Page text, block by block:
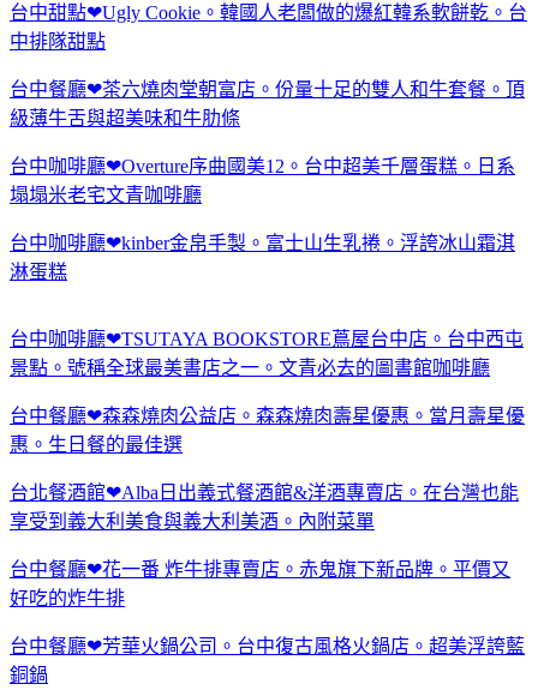
台中甜點❤Ugly Cookie。韓國人老闆做的爆紅韓系軟餅乾。台
中排隊甜點
台中餐廳❤茶六燒肉堂朝富店。份量十足的雙人和牛套餐。頂
級薄牛舌與超美味和牛肋條
台中咖啡廳❤Overture序曲國美12。台中超美千層蛋糕。日系
塌塌米老宅文青咖啡廳
台中咖啡廳❤kinber金帛手製。富士山生乳捲。浮誇冰山霜淇
淋蛋糕
台中咖啡廳❤TSUTAYA BOOKSTORE蔦屋台中店。台中西屯
景點。號稱全球最美書店之一。文青必去的圖書館咖啡廳
台中餐廳❤森森燒肉公益店。森森燒肉壽星優惠。當月壽星優
惠。生日餐的最佳選
台北餐酒館❤Alba日出義式餐酒館&洋酒專賣店。在台灣也能
享受到義大利美食與義大利美酒。內附菜單
台中餐廳❤花一番 炸牛排專賣店。赤鬼旗下新品牌。平價又
好吃的炸牛排
台中餐廳❤芳華火鍋公司。台中復古風格火鍋店。超美浮誇藍
銅鍋